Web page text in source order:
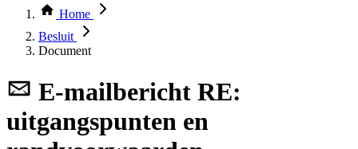
Thema COVID-19
Bekijk per bestuursorgaan
Home
Besluit
Document
E-mailbericht RE:
uitgangspunten en